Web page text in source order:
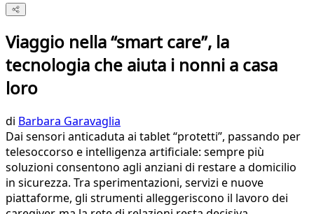
Viaggio nella “smart care”, la
tecnologia che aiuta i nonni a casa
loro
di Barbara Garavaglia
Dai sensori anticaduta ai tablet “protetti”, passando per
telesoccorso e intelligenza artificiale: sempre più
soluzioni consentono agli anziani di restare a domicilio
in sicurezza. Tra sperimentazioni, servizi e nuove
piattaforme, gli strumenti alleggeriscono il lavoro dei